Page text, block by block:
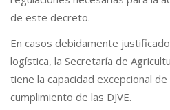
de este decreto.
En casos debidamente
logística, la Secretaría de
tiene la capacidad excepcional
cumplimiento de las DJVE.